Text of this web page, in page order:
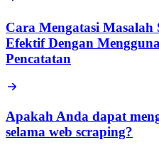
Cara Mengatasi Masalah
Efektif Dengan
Pencatatan
Apakah Anda dapat
selama web scraping?